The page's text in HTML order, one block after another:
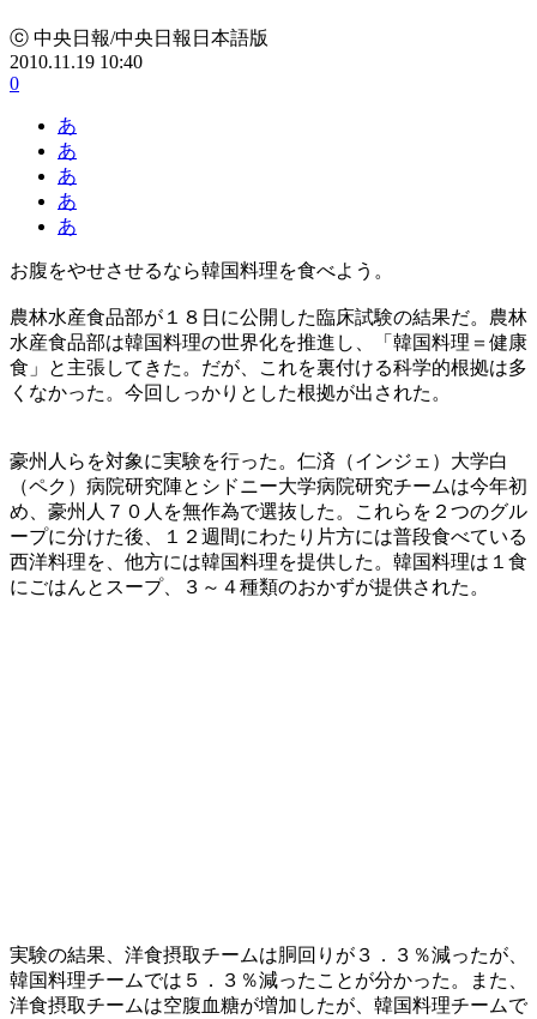
ⓒ 中央日報/中央日報日本語版
2010.11.19 10:40
0
あ
あ
あ
あ
あ
お腹をやせさせるなら韓国料理を食べよう。
農林水産食品部が１８日に公開した臨床試験の結果だ。農林
水産食品部は韓国料理の世界化を推進し、「韓国料理＝健康
食」と主張してきた。だが、これを裏付ける科学的根拠は多
くなかった。今回しっかりとした根拠が出された。
豪州人らを対象に実験を行った。仁済（インジェ）大学白
（ペク）病院研究陣とシドニー大学病院研究チームは今年初
め、豪州人７０人を無作為で選抜した。これらを２つのグル
ープに分けた後、１２週間にわたり片方には普段食べている
西洋料理を、他方には韓国料理を提供した。韓国料理は１食
にごはんとスープ、３～４種類のおかずが提供された。
実験の結果、洋食摂取チームは胴回りが３．３％減ったが、
韓国料理チームでは５．３％減ったことが分かった。また、
洋食摂取チームは空腹血糖が増加したが、韓国料理チームで